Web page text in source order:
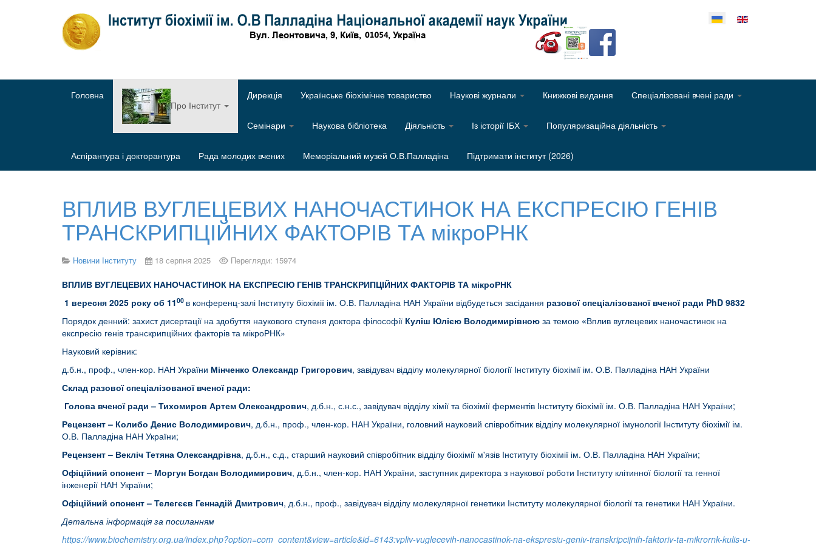
Оберіть свою мову
Головна
Про Інститут
Дирекція Українське біохімічне товариство Наукові журнали Книжкові видання Спеціалізовані вчені ради
Семінари Наукова бібліотека Діяльність Із історії ІБХ Популяризаційна діяльність
Аспірантура і докторантура Рада молодих вчених Меморіальний музей О.В.Палладіна Підтримати інститут (2026)
ВПЛИВ ВУГЛЕЦЕВИХ НАНОЧАСТИНОК НА ЕКСПРЕСІЮ ГЕНІВ
ТРАНСКРИПЦІЙНИХ ФАКТОРІВ ТА мікроРНК
Новини Інституту 18 серпня 2025 Перегляди: 15974
ВПЛИВ ВУГЛЕЦЕВИХ НАНОЧАСТИНОК НА ЕКСПРЕСІЮ ГЕНІВ ТРАНСКРИПЦІЙНИХ ФАКТОРІВ ТА мікроРНК
1 вересня 2025 року об 1100 в конференц-залі Інституту біохімії ім. О.В. Палладіна НАН України відбудеться засідання разової спеціалізованої вченої ради PhD 9832
Порядок денний: захист дисертації на здобуття наукового ступеня доктора філософії Куліш Юлією Володимирівною за темою «Вплив вуглецевих наночастинок на
експресію генів транскрипційних факторів та мікроРНК»
Науковий керівник:
д.б.н., проф., член-кор. НАН України Мінченко Олександр Григорович, завідувач відділу молекулярної біології Інституту біохімії ім. О.В. Палладіна НАН України
Склад разової спеціалізованої вченої ради:
Голова вченої ради – Тихомиров Артем Олександрович, д.б.н., с.н.с., завідувач відділу хімії та біохімії ферментів Інституту біохімії ім. О.В. Палладіна НАН України;
Рецензент – Колибо Денис Володимирович, д.б.н., проф., член-кор. НАН України, головний науковий співробітник відділу молекулярної імунології Інституту біохімії ім.
О.В. Палладіна НАН України;
Рецензент – Векліч Тетяна Олександрівна, д.б.н., с.д., старший науковий співробітник відділу біохімії м'язів Інституту біохімії ім. О.В. Палладіна НАН України;
Офіційний опонент – Моргун Богдан Володимирович, д.б.н., член-кор. НАН України, заступник директора з наукової роботи Інституту клітинної біології та генної
інженерії НАН України;
Офіційний опонент – Телегєєв Геннадій Дмитрович, д.б.н., проф., завідувач відділу молекулярної генетики Інституту молекулярної біології та генетики НАН України.
Детальна інформація за посиланням
https://www.biochemistry.org.ua/index.php?option=com_content&view=article&id=6143:vpliv-vuglecevih-nanocastinok-na-ekspresiu-geniv-transkripcijnih-faktoriv-ta-mikrornk-kulis-u-